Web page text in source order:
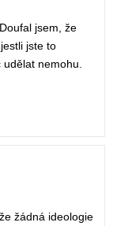
jsem, že
jste to
nemohu.
žádná ideologie